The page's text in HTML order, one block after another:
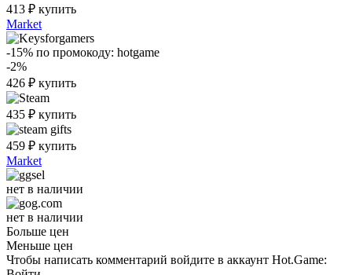
413 ₽ купить
Market
-15% по промокоду: hotgame
-2%
426 ₽ купить
435 ₽ купить
459 ₽ купить
Market
нет в наличии
нет в наличии
Больше цен
Меньше цен
Чтобы написать комментарий войдите в аккаунт Hot.Game: